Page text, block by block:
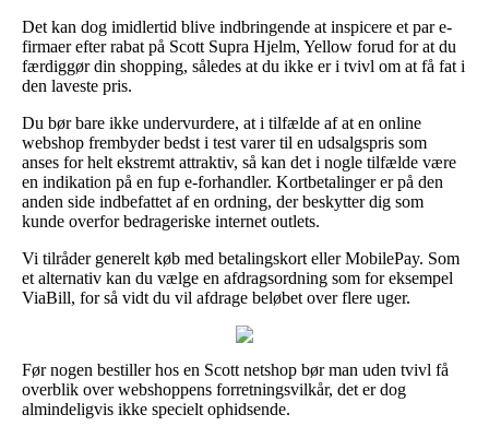
Det kan dog imidlertid blive indbringende at inspicere et par e-
firmaer efter rabat på Scott Supra Hjelm, Yellow forud for at du
færdiggør din shopping, således at du ikke er i tvivl om at få fat i
den laveste pris.
Du bør bare ikke undervurdere, at i tilfælde af at en online
webshop frembyder bedst i test varer til en udsalgspris som
anses for helt ekstremt attraktiv, så kan det i nogle tilfælde være
en indikation på en fup e-forhandler. Kortbetalinger er på den
anden side indbefattet af en ordning, der beskytter dig som
kunde overfor bedrageriske internet outlets.
Vi tilråder generelt køb med betalingskort eller MobilePay. Som
et alternativ kan du vælge en afdragsordning som for eksempel
ViaBill, for så vidt du vil afdrage beløbet over flere uger.
Før nogen bestiller hos en Scott netshop bør man uden tvivl få
overblik over webshoppens forretningsvilkår, det er dog
almindeligvis ikke specielt ophidsende.